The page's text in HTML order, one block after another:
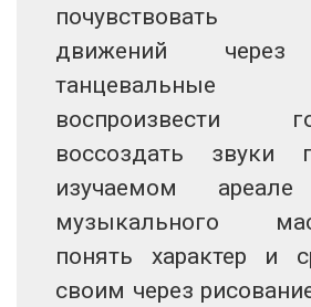
почувствовать
движений через
танцевальные
воссоздать звуки
изучаемом
музыкального
понять характер и
своим через